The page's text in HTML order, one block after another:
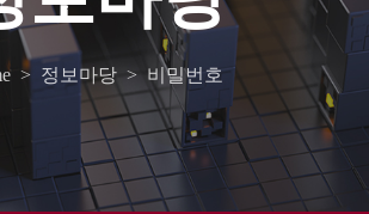
> 정보마당 > 비밀번호